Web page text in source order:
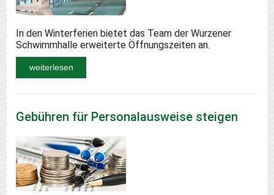
In den Winterferien bietet das Team der Wurzener
Schwimmhalle erweiterte Öffnungszeiten an.
weiterlesen
Gebühren für Personalausweise steigen